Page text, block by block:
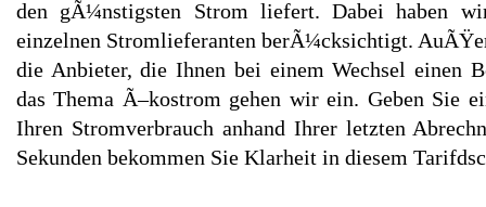
den gÃ¼nstigsten Strom liefert. Dabei haben
einzelnen Stromlieferanten berÃ¼cksichtigt.
die Anbieter, die Ihnen bei einem Wechsel einen
das Thema Ã–kostrom gehen wir ein. Geben Sie
Ihren Stromverbrauch anhand Ihrer letzten
Sekunden bekommen Sie Klarheit in diesem